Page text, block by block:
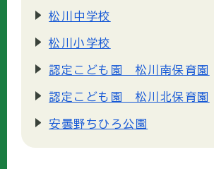
松川中学校
松川小学校
認定こども園 松川南保育園
認定こども園 松川北保育園
安曇野ちひろ公園